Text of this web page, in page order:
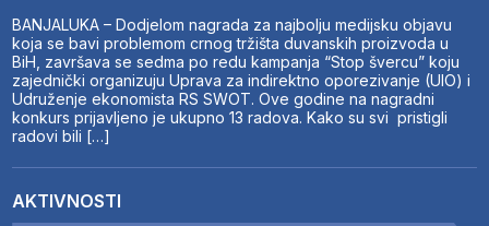
BANJALUKA – Dodjelom nagrada za najbolju medijsku objavu
koja se bavi problemom crnog tržišta duvanskih proizvoda u
BiH, završava se sedma po redu kampanja “Stop švercu” koju
zajednički organizuju Uprava za indirektno oporezivanje (UIO) i
Udruženje ekonomista RS SWOT. Ove godine na nagradni
konkurs prijavljeno je ukupno 13 radova. Kako su svi pristigli
radovi bili […]
AKTIVNOSTI